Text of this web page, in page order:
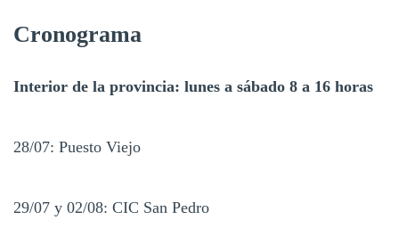
Cronograma
Interior de la provincia: lunes a sábado 8 a 16 horas
28/07: Puesto Viejo
29/07 y 02/08: CIC San Pedro